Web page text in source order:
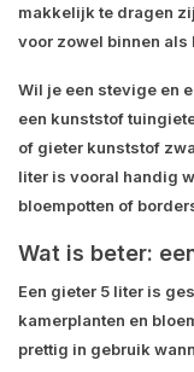
makkelijk te dragen
voor zowel binnen als
Wil je een stevige en
een kunststof
of gieter kunststof
liter is vooral handig
bloempotten of
Wat is beter:
Een gieter 5 liter is
kamerplanten en
prettig in gebruik